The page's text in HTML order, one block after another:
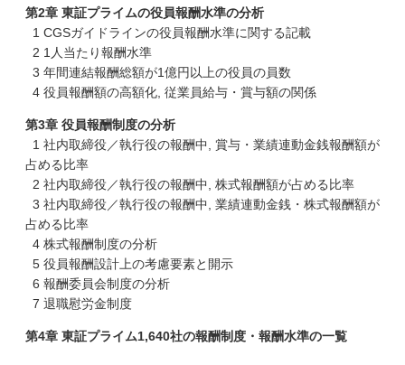
第2章 東証プライムの役員報酬水準の分析
1 CGSガイドラインの役員報酬水準に関する記載
2 1人当たり報酬水準
3 年間連結報酬総額が1億円以上の役員の員数
4 役員報酬額の高額化, 従業員給与・賞与額の関係
第3章 役員報酬制度の分析
1 社内取締役／執行役の報酬中, 賞与・業績連動金銭報酬額が
占める比率
2 社内取締役／執行役の報酬中, 株式報酬額が占める比率
3 社内取締役／執行役の報酬中, 業績連動金銭・株式報酬額が
占める比率
4 株式報酬制度の分析
5 役員報酬設計上の考慮要素と開示
6 報酬委員会制度の分析
7 退職慰労金制度
第4章 東証プライム1,640社の報酬制度・報酬水準の一覧